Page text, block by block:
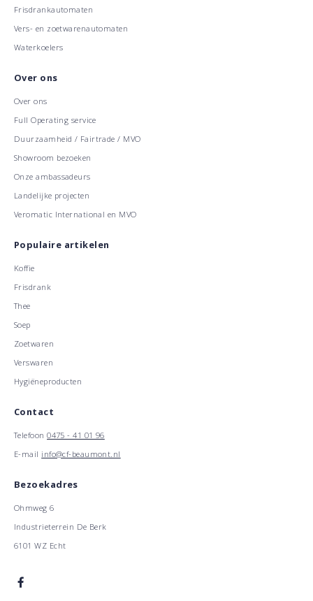
Frisdrankautomaten
Vers- en zoetwarenautomaten
Waterkoelers
Over ons
Over ons
Full Operating service
Duurzaamheid / Fairtrade / MVO
Showroom bezoeken
Onze ambassadeurs
Landelijke projecten
Veromatic International en MVO
Populaire artikelen
Koffie
Frisdrank
Thee
Soep
Zoetwaren
Verswaren
Hygiëneproducten
Contact
Telefoon0475 - 41 01 96
E-mail info@cf-beaumont.nl
Bezoekadres
Ohmweg 6
Industrieterrein De Berk
6101 WZ Echt